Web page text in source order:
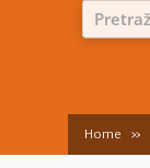
Pretraži:
Home